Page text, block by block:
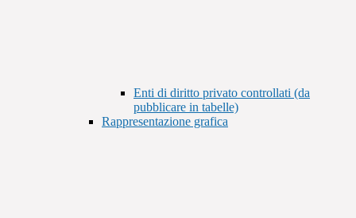
Enti di diritto privato controllati (da
pubblicare in tabelle)
Rappresentazione grafica